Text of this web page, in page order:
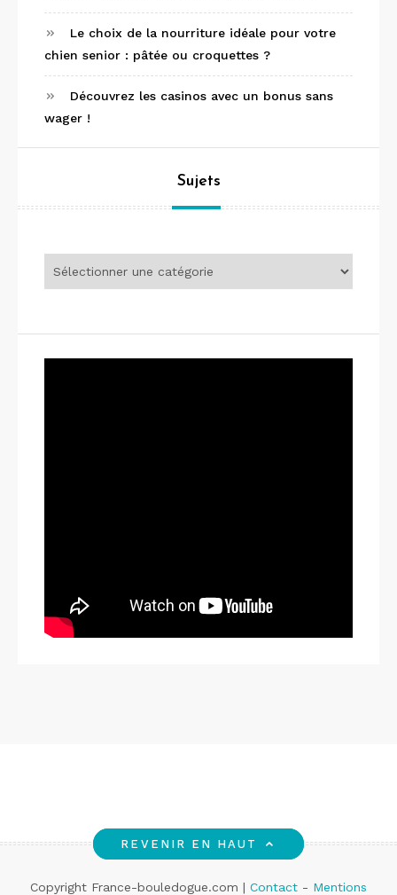
Le choix de la nourriture idéale pour votre
chien senior : pâtée ou croquettes ?
Découvrez les casinos avec un bonus sans
wager !
Sujets
REVENIR EN HAUT
Copyright France-bouledogue.com | Contact - Mentions